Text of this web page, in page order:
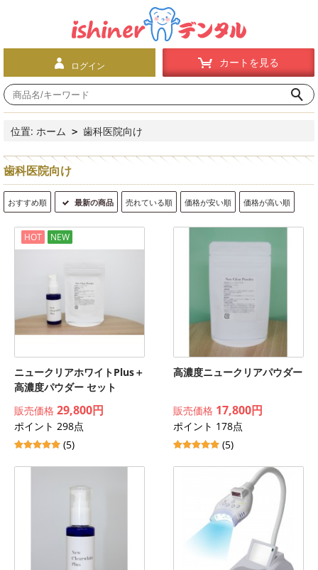
ログイン カートを見る
位置: ホーム > 歯科医院向け
歯科医院向け
おすすめ順 最新の商品 売れている順 価格が安い順 価格が高い順
HOT NEW
ニュークリアホワイトPlus＋
高濃度パウダー セット
販売価格 29,800円
ポイント 298点
(5)
高濃度ニュークリアパウダー
販売価格 17,800円
ポイント 178点
(5)